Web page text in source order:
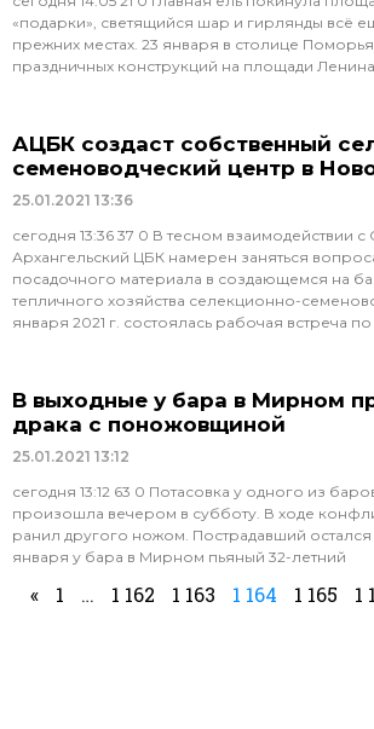
«подарки», светящийся шар и гирлянды всё
прежних местах. 23 января в столице
праздничных конструкций на площади
АЦБК создаст собственный
семеноводческий центр в
25.01.2021 13:36
сегодня 13:36 37 0 В тесном взаимодействии
Архангельский ЦБК намерен заняться
посадочного материала в создающемся на
тепличного хозяйства селекционно-
января 2021 г. состоялась рабочая встреча
В выходные у бара в Мирном
драка с поножовщиной
25.01.2021 13:12
сегодня 13:12 63 0 Потасовка у одного из
произошла вечером в субботу. В ходе
ранил другого ножом. Пострадавший
января у бара в Мирном пьяный 32-летний
« 1 … 1 162 1 163 1 164 1 165 1